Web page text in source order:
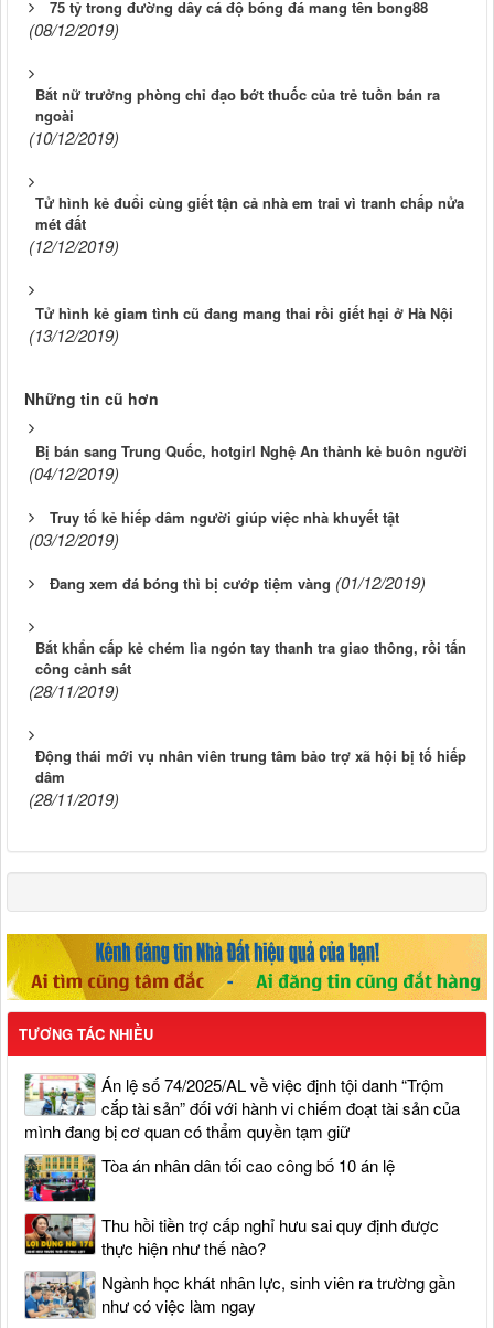
75 tỷ trong đường dây cá độ bóng đá mang tên bong88
(08/12/2019)
Bắt nữ trưởng phòng chỉ đạo bớt thuốc của trẻ tuồn bán ra
ngoài
(10/12/2019)
Tử hình kẻ đuổi cùng giết tận cả nhà em trai vì tranh chấp nửa
mét đất
(12/12/2019)
Tử hình kẻ giam tình cũ đang mang thai rồi giết hại ở Hà Nội
(13/12/2019)
Những tin cũ hơn
Bị bán sang Trung Quốc, hotgirl Nghệ An thành kẻ buôn người
(04/12/2019)
Truy tố kẻ hiếp dâm người giúp việc nhà khuyết tật
(03/12/2019)
Đang xem đá bóng thì bị cướp tiệm vàng (01/12/2019)
Bắt khẩn cấp kẻ chém lìa ngón tay thanh tra giao thông, rồi tấn
công cảnh sát
(28/11/2019)
Động thái mới vụ nhân viên trung tâm bảo trợ xã hội bị tố hiếp
dâm
(28/11/2019)
TƯƠNG TÁC NHIỀU
Án lệ số 74/2025/AL về việc định tội danh “Trộm
cắp tài sản” đối với hành vi chiếm đoạt tài sản của
mình đang bị cơ quan có thẩm quyền tạm giữ
Tòa án nhân dân tối cao công bố 10 án lệ
Thu hồi tiền trợ cấp nghỉ hưu sai quy định được
thực hiện như thế nào?
Ngành học khát nhân lực, sinh viên ra trường gần
như có việc làm ngay